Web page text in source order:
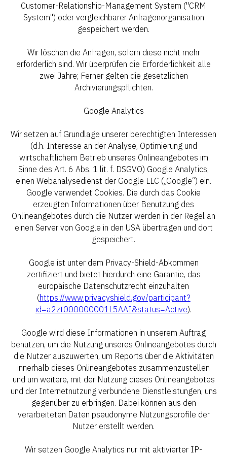
Customer-Relationship-Management System ("CRM
System") oder vergleichbarer Anfragenorganisation
gespeichert werden.
Wir löschen die Anfragen, sofern diese nicht mehr
erforderlich sind. Wir überprüfen die Erforderlichkeit alle
zwei Jahre; Ferner gelten die gesetzlichen
Archivierungspflichten.
Google Analytics
Wir setzen auf Grundlage unserer berechtigten Interessen
(d.h. Interesse an der Analyse, Optimierung und
wirtschaftlichem Betrieb unseres Onlineangebotes im
Sinne des Art. 6 Abs. 1 lit. f. DSGVO) Google Analytics,
einen Webanalysedienst der Google LLC („Google“) ein.
Google verwendet Cookies. Die durch das Cookie
erzeugten Informationen über Benutzung des
Onlineangebotes durch die Nutzer werden in der Regel an
einen Server von Google in den USA übertragen und dort
gespeichert.
Google ist unter dem Privacy-Shield-Abkommen
zertifiziert und bietet hierdurch eine Garantie, das
europäische Datenschutzrecht einzuhalten
(https://www.privacyshield.gov/participant?
id=a2zt000000001L5AAI&status=Active).
Google wird diese Informationen in unserem Auftrag
benutzen, um die Nutzung unseres Onlineangebotes durch
die Nutzer auszuwerten, um Reports über die Aktivitäten
innerhalb dieses Onlineangebotes zusammenzustellen
und um weitere, mit der Nutzung dieses Onlineangebotes
und der Internetnutzung verbundene Dienstleistungen, uns
gegenüber zu erbringen. Dabei können aus den
verarbeiteten Daten pseudonyme Nutzungsprofile der
Nutzer erstellt werden.
Wir setzen Google Analytics nur mit aktivierter IP-